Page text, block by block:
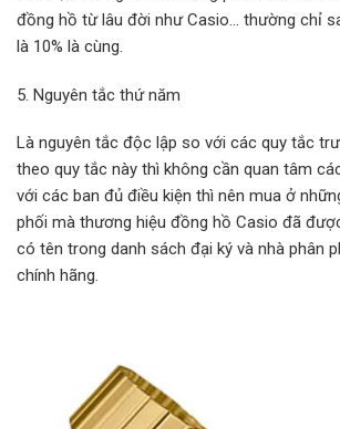
đồng hồ từ lâu đời như Casio… thường chỉ
là 10% là cùng.
5. Nguyên tắc thứ năm
Là nguyên tắc độc lập so với các quy tắc
theo quy tắc này thì không cần quan tâm
với các ban đủ điều kiện thì nên mua ở
phối mà thương hiệu đồng hồ Casio đã
có tên trong danh sách đại ký và nhà phân
chính hãng.